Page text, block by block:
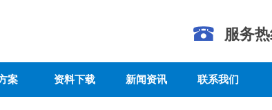
服务
案 资料下载 新闻资讯 联系我们